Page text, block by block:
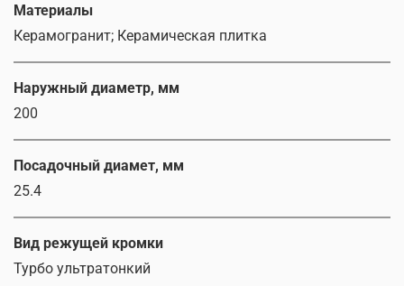
Материалы
Керамогранит; Керамическая плитка
Наружный диаметр, мм
200
Посадочный диамет, мм
25.4
Вид режущей кромки
Турбо ультратонкий